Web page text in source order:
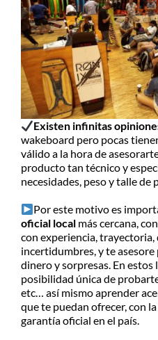
Existen infinitas
wakeboard pero pocas
válido a la hora de
producto tan técnico y
necesidades, peso y talle de
Por este motivo es
oficial local más cercana,
con experiencia,
incertidumbres, y te
dinero y sorpresas. En estos
posibilidad única de
etc… así mismo aprender
que te puedan ofrecer, con
garantía oficial en el país.